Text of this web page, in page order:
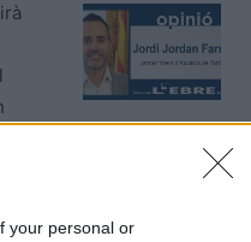
your personal or